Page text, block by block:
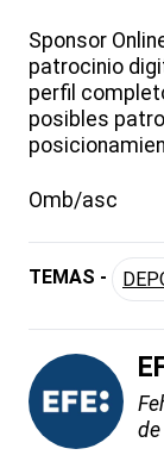
Sponsor
patrocinio
perfil
posibles
Omb/asc
TEMAS -